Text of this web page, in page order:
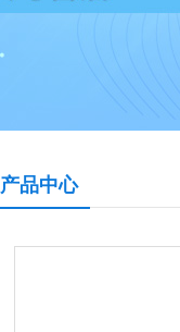
产品中心